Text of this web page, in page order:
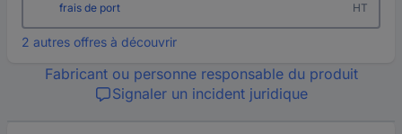
frais de port HT
2 autres offres à découvrir
Fabricant ou personne responsable du produit
Signaler un incident juridique